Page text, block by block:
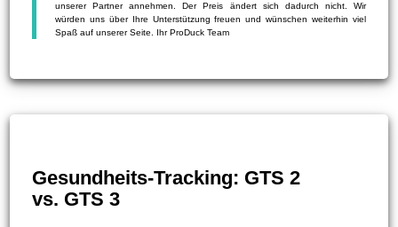
unserer Partner annehmen. Der Preis ändert sich dadurch nicht. Wir
würden uns über Ihre Unterstützung freuen und wünschen weiterhin viel
Spaß auf unserer Seite. Ihr ProDuck Team
Gesundheits-Tracking: GTS 2
vs. GTS 3